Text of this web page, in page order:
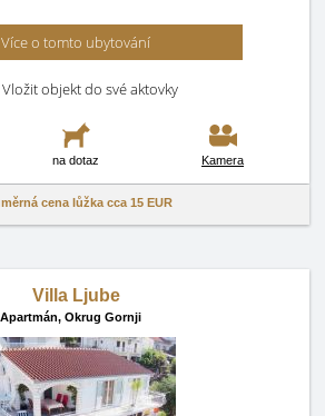
Více o tomto ubytování
Vložit objekt do své aktovky
na dotaz Kamera
cena lůžka cca 15 EUR
Villa Ljube
Apartmán, Okrug Gornji